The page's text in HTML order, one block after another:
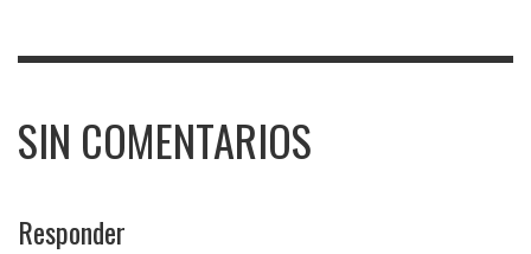
SIN COMENTARIOS
Responder